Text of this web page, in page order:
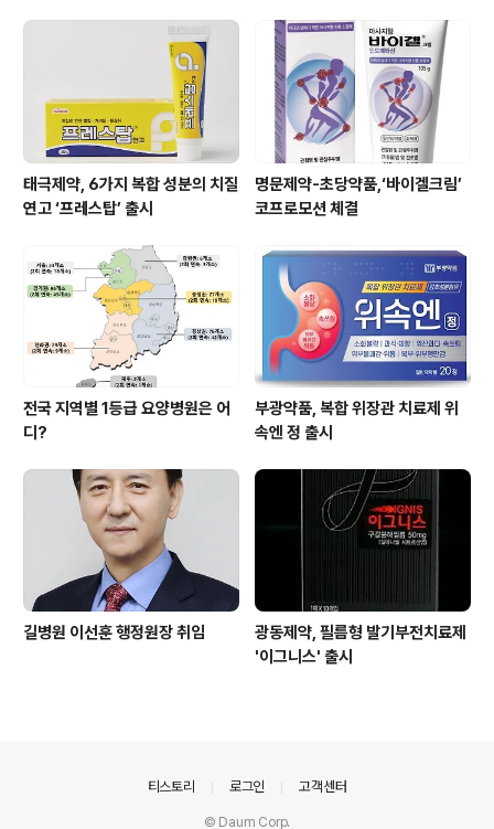
태극제약, 6가지 복합 성분의 치질
연고 ‘프레스탑’ 출시
명문제약-초당약품,‘바이겔크림’
코프로모션 체결
전국 지역별 1등급 요양병원은 어
디?
부광약품, 복합 위장관 치료제 위
속엔 정 출시
길병원 이선훈 행정원장 취임
광동제약, 필름형 발기부전치료제
'이그니스' 출시
티스토리 로그인 고객센터
© Daum Corp.